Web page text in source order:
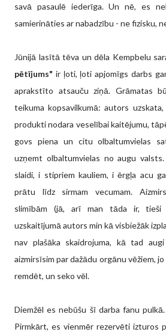
savā pasaulē iederīga. Un nē, es
samierināties ar nabadzību - ne fizisku,
Jūnijā lasītā tēva un dēla Kempbelu
pētījums" ir ļoti, ļoti apjomīgs darbs
aprakstīto atsauču ziņā. Grāmatas
teikuma kopsavilkumā: autors
produkti nodara veselībai kaitējumu,
govs piena un citu olbaltumvielas
uzņemt olbaltumvielas no augu
slaidi, i stipriem kauliem, i ērgļa acu
prātu līdz sirmam vecumam.
slimībām (jā, arī man tāda ir,
uzskaitījumā autors min kā visbiežāk
nav plašāka skaidrojuma, kā tad
aizmirsīsim par dažādu orgānu vēžiem,
remdēt, un seko vēl.
Diemžēl es nebūšu šī darba fanu
Pirmkārt, es vienmēr rezervēti izturos